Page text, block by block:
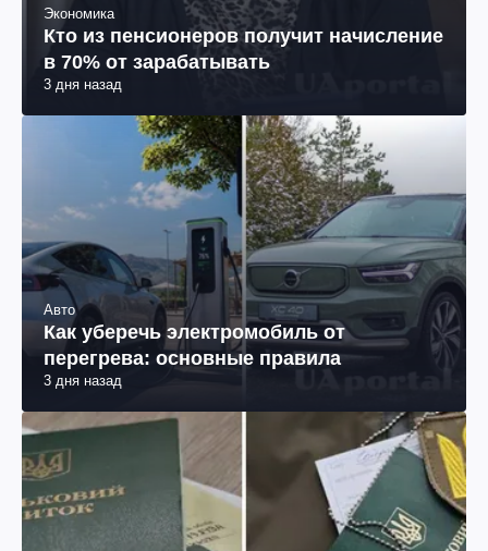
Экономика
Кто из пенсионеров получит начисление
в 70% от зарабатывать
3 дня назад
Авто
Как уберечь электромобиль от
перегрева: основные правила
3 дня назад